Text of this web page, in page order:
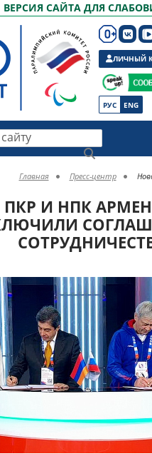
ВЕРСИЯ САЙТА ДЛЯ
РУС ENG
ЛИЧНЫЙ
Главная Пресс-центр
ПКР И НПК